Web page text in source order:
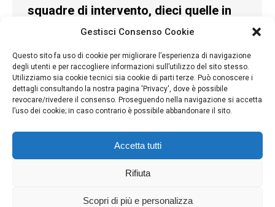
Gestisci Consenso Cookie
Questo sito fa uso di cookie per migliorare l’esperienza di navigazione
degli utenti e per raccogliere informazioni sull’utilizzo del sito stesso.
Utilizziamo sia cookie tecnici sia cookie di parti terze. Può conoscere i
dettagli consultando la nostra pagina 'Privacy', dove è possibile
revocare/rivedere il consenso. Proseguendo nella navigazione si accetta
l’uso dei cookie; in caso contrario è possibile abbandonare il sito.
Accetta tutti
Rifiuta
Scopri di più e personalizza
squadre di intervento, dieci quelle in
azione. 150 piante e arbusti caduti, 200
News, Verde Pubblico e D. DiKomyunikeshon
22 Agosto 2022
Ferrara, 23 ago – Potenziate le squadre di
intervento dell’azienda partecipata Ferrara Tua, in
azione per fronteggiare i danni e gli effetti del
sono dieci quelle in azione, per un totale di circa 50
persone, impegnate nel recupero di alberi caduti,